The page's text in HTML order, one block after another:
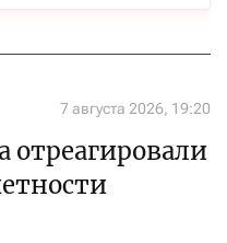
7 августа 2026, 19:20
отреагировали